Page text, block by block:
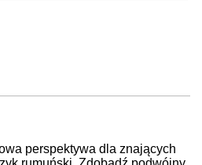
perspektywa dla znających